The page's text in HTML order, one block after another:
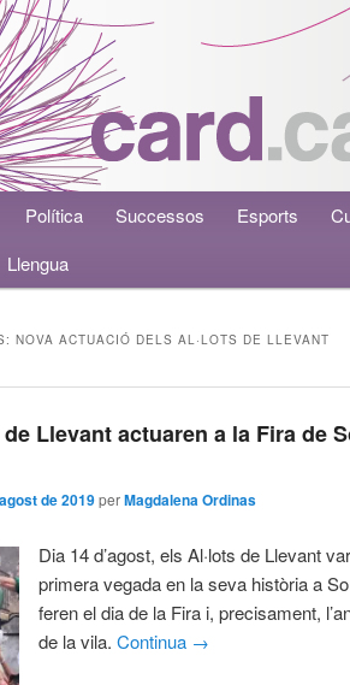
principal
secundari
Política Successos Esports
Llengua
NOVA ACTUACIÓ DELS AL·LOTS DE LLEVANT
de Llevant actuaren a la Fira de
de 2019 perMagdalena Ordinas
Dia 14 d’agost, els Al·lots de Llevant
primera vegada en la seva història a
feren el dia de la Fira i, precisament,
de la vila.Continua →